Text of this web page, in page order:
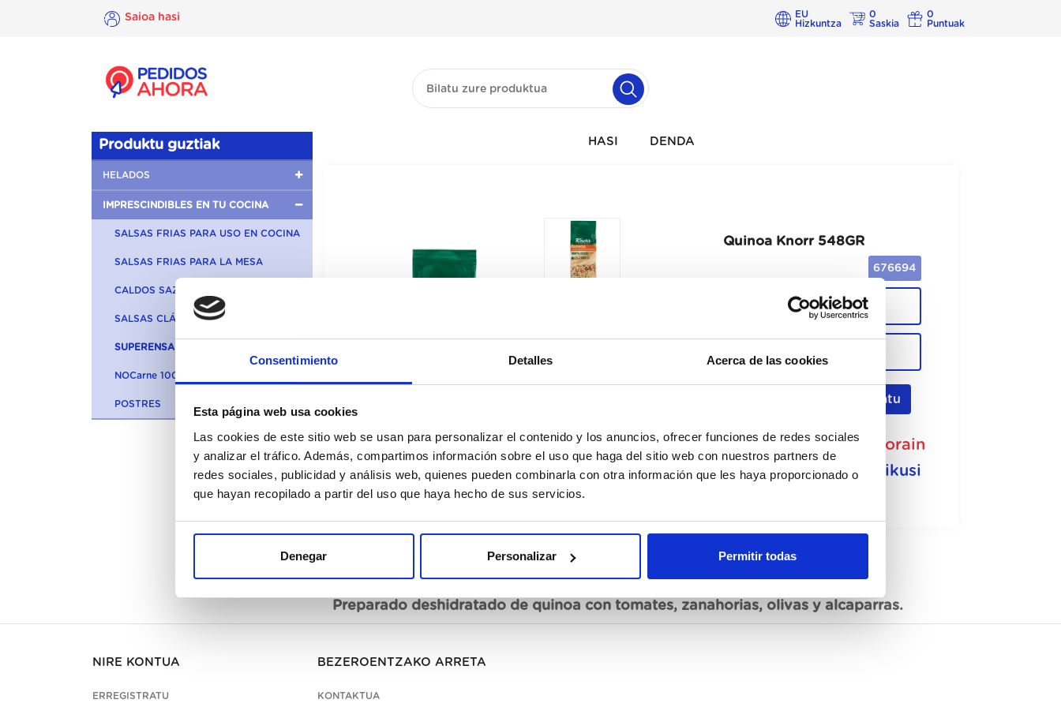
Consentimiento Detalles Acerca de las cookies
Esta página web usa cookies
Las cookies de este sitio web se usan para personalizar el contenido y los anuncios, ofrecer funciones de redes sociales
y analizar el tráfico. Además, compartimos información sobre el uso que haga del sitio web con nuestros partners de
redes sociales, publicidad y análisis web, quienes pueden combinarla con otra información que les haya proporcionado o
que hayan recopilado a partir del uso que haya hecho de sus servicios.
Denegar Personalizar Permitir todas
Saioa hasi
EU
Hizkuntza
0
Saskia
0
Puntuak
Produktu guztiak
HELADOS
IMPRESCINDIBLES EN TU COCINA
SALSAS FRIAS PARA USO EN COCINA
SALSAS FRIAS PARA LA MESA
CALDOS SAZONADORES
SALSAS CLÁSICAS
SUPERENSALADAS Y PRIMERBAS
NOCarne 100% VEGETARIANA
POSTRES
HASI DENDA
Quinoa Knorr 548GR
676694
Cajas
Erregistratu
Ez dago eskuragarri, eskatu orain
Fitxa teknikoa ikusi
Preparado deshidratado de quinoa con tomates, zanahorias, olivas y alcaparras.
NIRE KONTUA
ERREGISTRATU
BEZEROENTZAKO ARRETA
KONTAKTUA